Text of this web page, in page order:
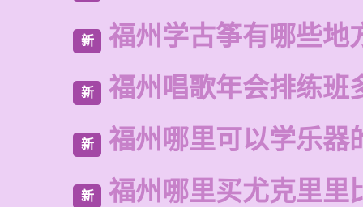
新 福州学古筝有哪些地
新 福州唱歌年会排练班
新 福州哪里可以学乐器
新 福州哪里买尤克里里